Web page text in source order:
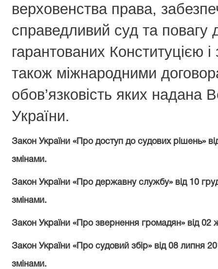
верховенства права,
справедливий суд та повагу
гарантованих Конституцією
також міжнародними
обов’язковість яких
України.
Закон України «Про доступ до судових рішень»
змінами.
Закон України «Про державну службу» від 10
змінами.
Закон України «Про звернення громадян» від 02
Закон України «Про судовий збір» від 08 липня
змінами.